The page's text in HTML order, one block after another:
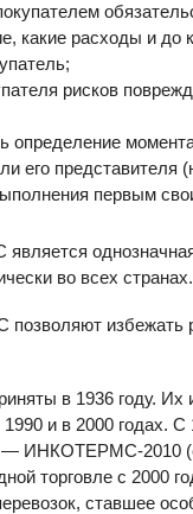
какие расходы и до
рисков
определение
его представителя
первым
однозначная
во всех странах.
избежать
в 1936 году. Их
и в 2000 годах.
— ИНКОТЕРМС-2010
торговле с 2000
ставшее